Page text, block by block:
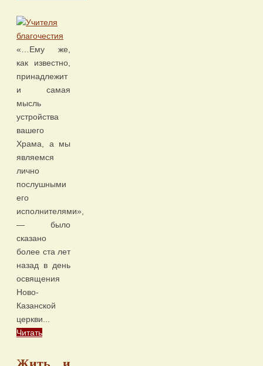
«…Ему же,
как известно,
принадлежит
и самая
мысль
устройства
вашего
Храма, а мы
являемся
лично
послушными
его
исполнителями»,
— было
сказано
более ста лет
назад в день
освящения
Ново-
Казанской
церкви...
Читать